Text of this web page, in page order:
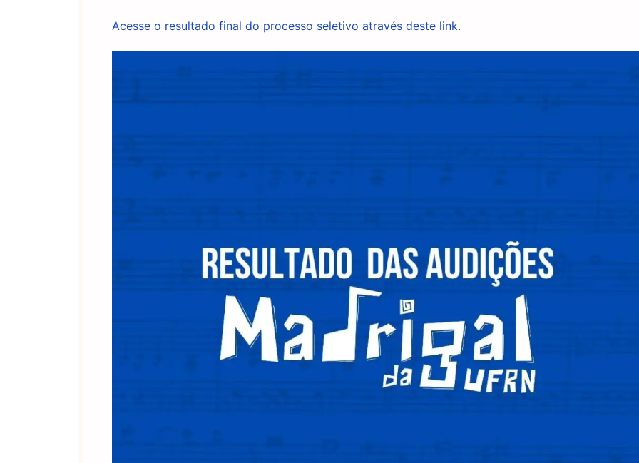
Acesse o resultado final do processo seletivo através deste link.